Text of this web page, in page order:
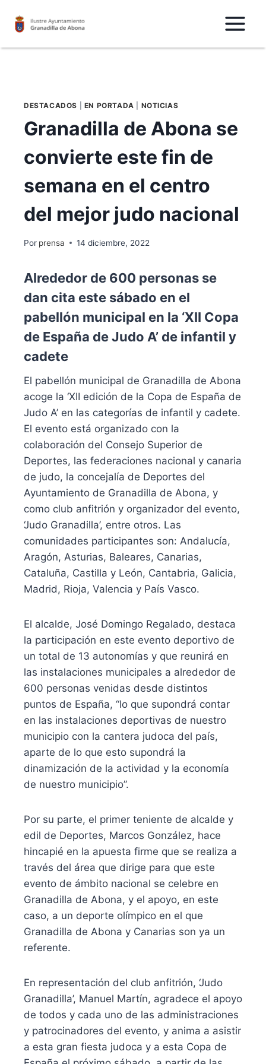
DESTACADOS EN PORTADA NOTICIAS
Granadilla de Abona se
convierte este fin de
semana en el centro
del mejor judo nacional
Por prensa 14 diciembre, 2022
Alrededor de 600 personas se
dan cita este sábado en el
pabellón municipal en la ‘XII Copa
de España de Judo A’ de infantil y
cadete
El pabellón municipal de Granadilla de Abona
acoge la ‘XII edición de la Copa de España de
Judo A’ en las categorías de infantil y cadete.
El evento está organizado con la
colaboración del Consejo Superior de
Deportes, las federaciones nacional y canaria
de judo, la concejalía de Deportes del
Ayuntamiento de Granadilla de Abona, y
como club anfitrión y organizador del evento,
‘Judo Granadilla’, entre otros. Las
comunidades participantes son: Andalucía,
Aragón, Asturias, Baleares, Canarias,
Cataluña, Castilla y León, Cantabria, Galicia,
Madrid, Rioja, Valencia y País Vasco.
El alcalde, José Domingo Regalado, destaca
la participación en este evento deportivo de
un total de 13 autonomías y que reunirá en
las instalaciones municipales a alrededor de
600 personas venidas desde distintos
puntos de España, “lo que supondrá contar
en las instalaciones deportivas de nuestro
municipio con la cantera judoca del país,
aparte de lo que esto supondrá la
dinamización de la actividad y la economía
de nuestro municipio”.
Por su parte, el primer teniente de alcalde y
edil de Deportes, Marcos González, hace
hincapié en la apuesta firme que se realiza a
través del área que dirige para que este
evento de ámbito nacional se celebre en
Granadilla de Abona, y el apoyo, en este
caso, a un deporte olímpico en el que
Granadilla de Abona y Canarias son ya un
referente.
En representación del club anfitrión, ‘Judo
Granadilla’, Manuel Martín, agradece el apoyo
de todos y cada uno de las administraciones
y patrocinadores del evento, y anima a asistir
a esta gran fiesta judoca y a esta Copa de